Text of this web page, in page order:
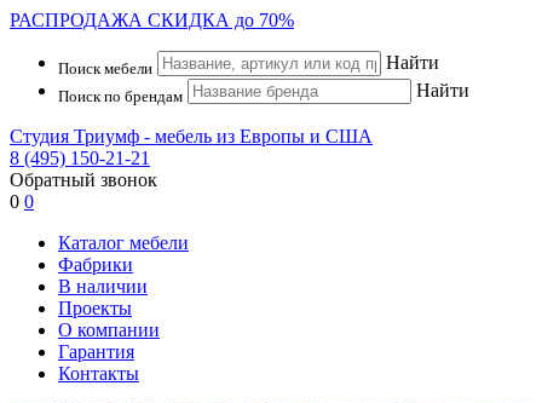
РАСПРОДАЖА СКИДКА до 70%
Поиск мебели Найти
Поиск по брендам Найти
Студия Триумф - мебель из Европы и США
8 (495) 150-21-21
Обратный звонок
0 0
Каталог мебели
Фабрики
В наличии
Проекты
О компании
Гарантия
Контакты